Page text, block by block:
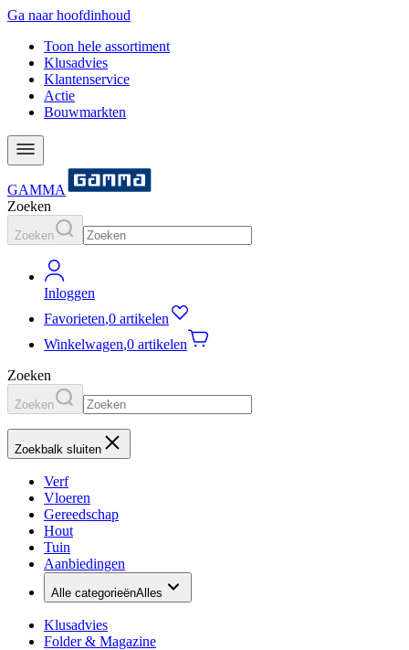
Ga naar hoofdinhoud
Toon hele assortiment
Klusadvies
Klantenservice
Actie
Bouwmarkten
GAMMA
Zoeken
Zoeken
Inloggen
Favorieten,0 artikelen
Winkelwagen,0 artikelen
Zoeken
Zoeken
Zoekbalk sluiten
Verf
Vloeren
Gereedschap
Hout
Tuin
Aanbiedingen
Alle categorieënAlles
Klusadvies
Folder & Magazine